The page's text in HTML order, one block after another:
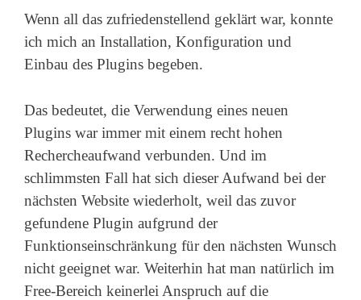
Wenn all das zufriedenstellend geklärt war, konnte
ich mich an Installation, Konfiguration und
Einbau des Plugins begeben.
Das bedeutet, die Verwendung eines neuen
Plugins war immer mit einem recht hohen
Rechercheaufwand verbunden. Und im
schlimmsten Fall hat sich dieser Aufwand bei der
nächsten Website wiederholt, weil das zuvor
gefundene Plugin aufgrund der
Funktionseinschränkung für den nächsten Wunsch
nicht geeignet war. Weiterhin hat man natürlich im
Free-Bereich keinerlei Anspruch auf die